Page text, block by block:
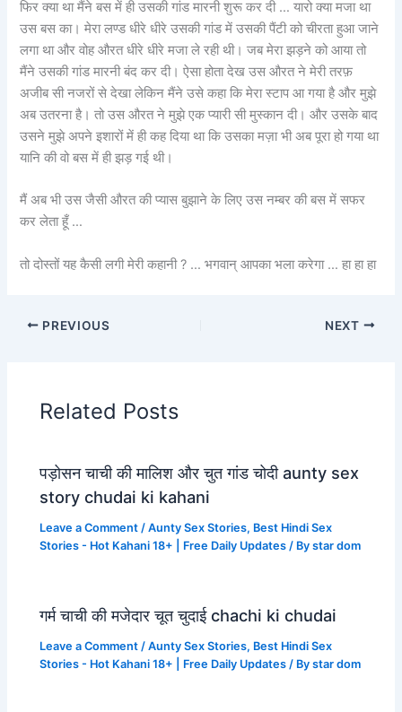
फिर क्या था मैंने बस में ही उसकी गांड मारनी शुरू कर दी … यारो क्या मजा था
उस बस का। मेरा लण्ड धीरे धीरे उसकी गांड में उसकी पैंटी को चीरता हुआ जाने
लगा था और वोह औरत धीरे धीरे मजा ले रही थी। जब मेरा झड़ने को आया तो
मैंने उसकी गांड मारनी बंद कर दी। ऐसा होता देख उस औरत ने मेरी तरफ़
अजीब सी नजरों से देखा लेकिन मैंने उसे कहा कि मेरा स्टाप आ गया है और मुझे
अब उतरना है। तो उस औरत ने मुझे एक प्यारी सी मुस्कान दी। और उसके बाद
उसने मुझे अपने इशारों में ही कह दिया था कि उसका मज़ा भी अब पूरा हो गया था
यानि की वो बस में ही झड़ गई थी।
मैं अब भी उस जैसी औरत की प्यास बुझाने के लिए उस नम्बर की बस में सफर
कर लेता हूँ …
तो दोस्तों यह कैसी लगी मेरी कहानी ? … भगवान् आपका भला करेगा … हा हा हा
PREVIOUS NEXT
Related Posts
पड़ोसन चाची की मालिश और चुत गांड चोदी aunty sex
story chudai ki kahani
Leave a Comment /Aunty Sex Stories, Best Hindi Sex
Stories - Hot Kahani 18+ | Free Daily Updates / Bystar dom
गर्म चाची की मजेदार चूत चुदाई chachi ki chudai
Leave a Comment /Aunty Sex Stories, Best Hindi Sex
Stories - Hot Kahani 18+ | Free Daily Updates / Bystar dom